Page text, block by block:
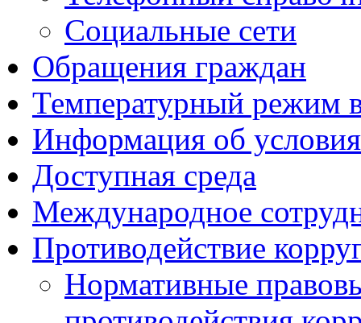
Социальные сети
Обращения граждан
Температурный режим
Информация об
Доступная среда
Международное
Противодействие
Нормативные